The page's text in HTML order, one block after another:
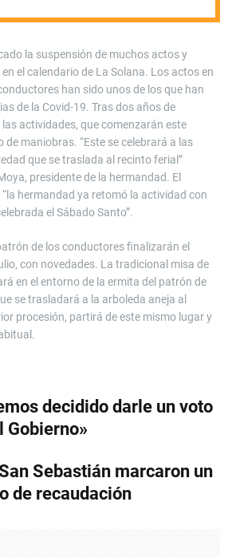
la suspensión de muchos actos y
el calendario de La Solana. Los actos en
han sido unos de los que han
de la Covid-19. Tras dos años de
actividades, que comenzarán este
de maniobras. “Este se celebrará a las
que se traslada al recinto ferial”
presidente de la hermandad. El
hermandad ya retomó la actividad con
el Sábado Santo”.
de los conductores finalizarán el
con novedades. La tradicional misa de
en el entorno de la ermita del patrón de
se trasladará a la arboleda aneja al
procesión, partirá de este mismo lugar y
decidido darle un voto
Gobierno»
Sebastián marcaron un
de recaudación